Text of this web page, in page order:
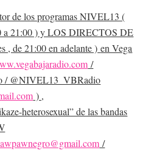
de los programas NIVEL13 (
a 21:00 ) y LOS DIRECTOS DE
, de 21:00 en adelante )en Vega
/
/ @NIVEL13_VBRadio
) ,
heterosexual” de las bandas
/